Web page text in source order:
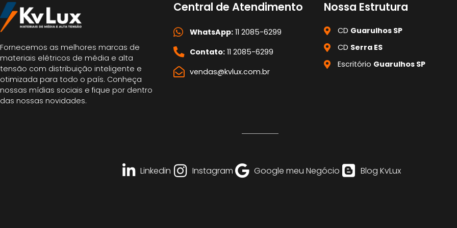
Fornecemos as melhores marcas de
materiais elétricos de média e alta
tensão com distribuição inteligente e
otimizada para todo o país. Conheça
nossas mídias sociais e fique por dentro
das nossas novidades.
Central de Atendimento
WhatsApp:11 2085-6299
Contato:11 2085-6299
vendas@kvlux.com.br
Nossa Estrutura
CD Guarulhos SP
CD Serra ES
Escritório Guarulhos SP
Linkedin Instagram Google meu Negócio Blog KvLux